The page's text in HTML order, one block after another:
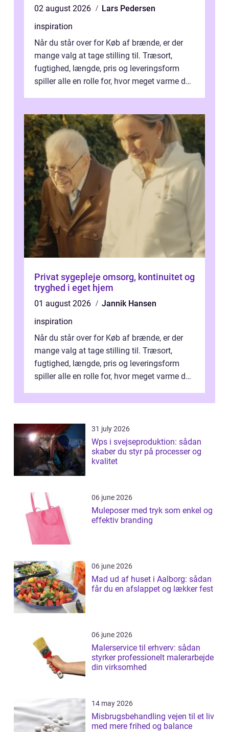
02 august 2026
Lars Pedersen
inspiration
Når du står over for Køb af brænde, er der
mange valg at tage stilling til. Træsort,
fugtighed, længde, pris og leveringsform
spiller alle en rolle for, hvor meget varme du
Privat sygepleje omsorg, kontinuitet og
tryghed i eget hjem
01 august 2026
Jannik Hansen
inspiration
Når du står over for Køb af brænde, er der
mange valg at tage stilling til. Træsort,
fugtighed, længde, pris og leveringsform
spiller alle en rolle for, hvor meget varme du
31 july 2026
Wps i svejseproduktion: sådan
skaber du styr på processer og
kvalitet
06 june 2026
Muleposer med tryk som enkel og
effektiv branding
06 june 2026
Mad ud af huset i Aalborg: sådan
får du en afslappet og lækker fest
06 june 2026
Malerservice til erhverv: sådan
styrker professionelt malerarbejde
din virksomhed
14 may 2026
Misbrugsbehandling vejen til et liv
med mere frihed og balance